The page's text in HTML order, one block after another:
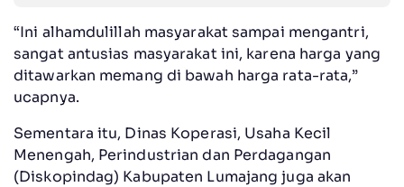
“Ini alhamdulillah masyarakat sampai mengantri,
sangat antusias masyarakat ini, karena harga yang
ditawarkan memang di bawah harga rata-rata,”
ucapnya.
Sementara itu, Dinas Koperasi, Usaha Kecil
Menengah, Perindustrian dan Perdagangan
(Diskopindag) Kabupaten Lumajang juga akan